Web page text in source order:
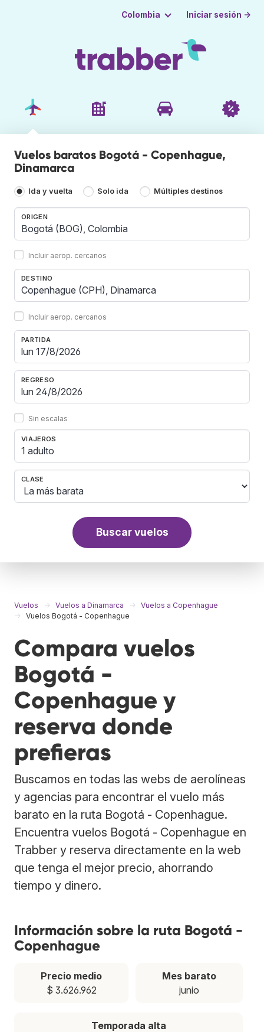
Colombia Iniciar sesión →
Vuelos baratos Bogotá - Copenhague,
Dinamarca
Ida y vuelta Solo ida Múltiples destinos
ORIGEN
Incluir aerop. cercanos
DESTINO
Incluir aerop. cercanos
PARTIDA
REGRESO
Sin escalas
VIAJEROS
1 adulto
CLASE
Buscar vuelos
Vuelos Vuelos a Dinamarca
Vuelos a Copenhague
Vuelos Bogotá - Copenhague
Compara vuelos
Bogotá -
Copenhague y
reserva donde
prefieras
Buscamos en todas las webs de aerolíneas
y agencias para encontrar el vuelo más
barato en la ruta Bogotá - Copenhague.
Encuentra vuelos Bogotá - Copenhague en
Trabber y reserva directamente en la web
que tenga el mejor precio, ahorrando
tiempo y dinero.
Información sobre la ruta Bogotá -
Copenhague
Precio medio
$ 3.626.962
Mes barato
junio
Temporada alta